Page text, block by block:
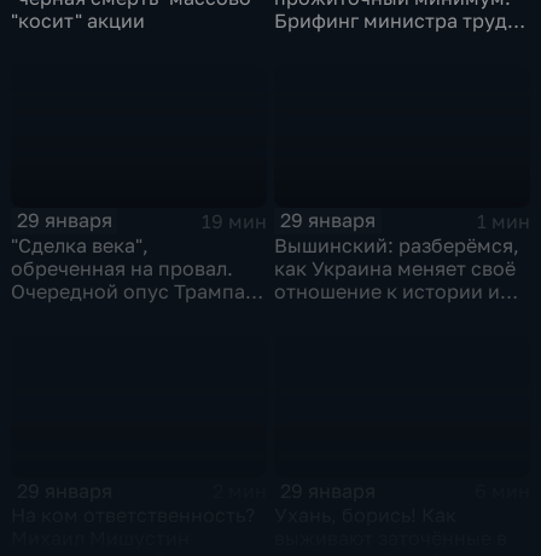
"косит" акции
Брифинг министра труда
29 января
19 мин
"Сделка века",
обреченная на провал.
Очередной опус Трампа.
29 января
1 мин
Вышинский: разберёмся,
как Украина меняет своё
отношение к истории и